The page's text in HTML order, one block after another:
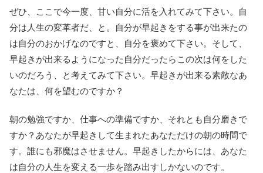
ぜひ、ここで今一度、甘い自分に活を入れてみて下さい。自
分は人生の変革者だ、と。自分が早起きをする事が出来たの
は自分のおかげなのですと、自分を褒めて下さい。そして、
早起きが出来るようになった自分だったらこの次は何をした
いのだろう、と考えてみて下さい。早起きが出来る素敵なあ
なたは、何を望むのですか？
朝の勉強ですか、仕事への準備ですか、それとも自分磨きで
すか？あなたが早起きして生まれたあなただけの朝の時間で
す。誰にも邪魔はさせません。早起きしたからには、あなた
は自分の人生を変える一歩を踏み出すしかないのです。